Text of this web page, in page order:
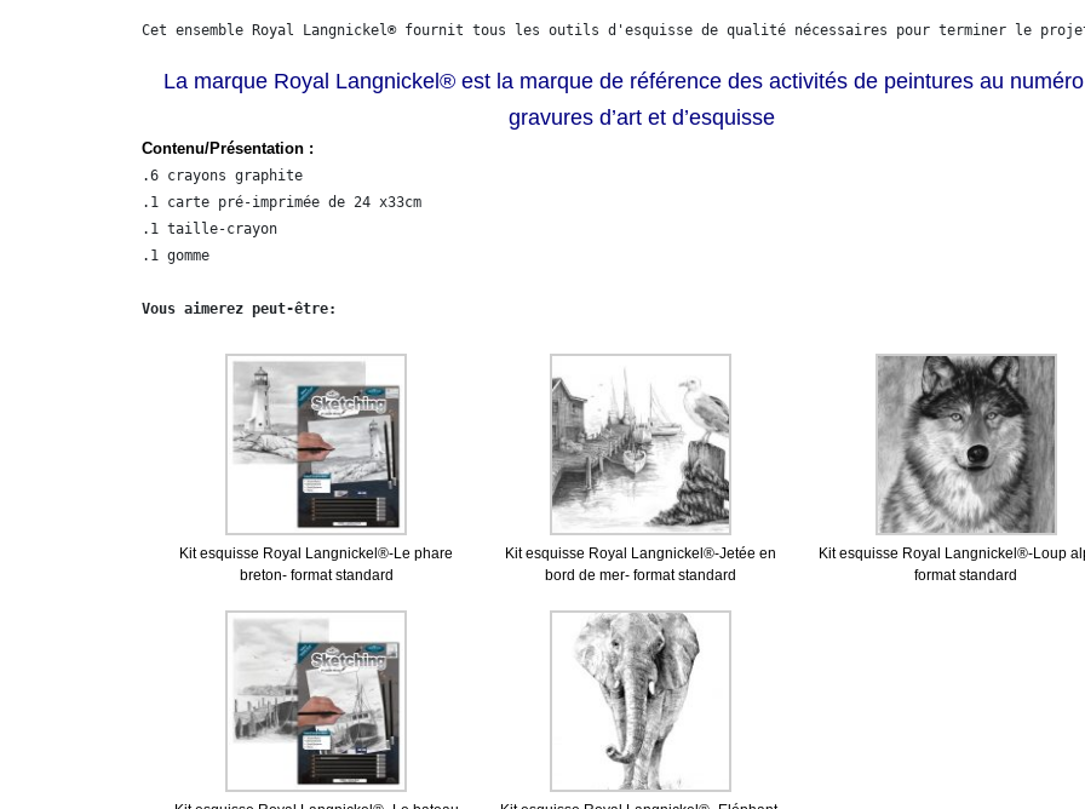
Cet ensemble Royal Langnickel® fournit tous les outils d'esquisse de qualité nécessaires pour terminer le
La marque Royal Langnickel® est la marque de référence des activités de peintures au
gravures d’art et d’esquisse
Contenu/Présentation :
.6 crayons graphite
.1 carte pré-imprimée de 24 x33cm
.1 taille-crayon
.1 gomme
Kit esquisse Royal Langnickel®-Le phare
breton- format standard
Kit esquisse Royal Langnickel®-Jetée en
bord de mer- format standard
Kit esquisse Royal Langnickel®-Loup
format standard